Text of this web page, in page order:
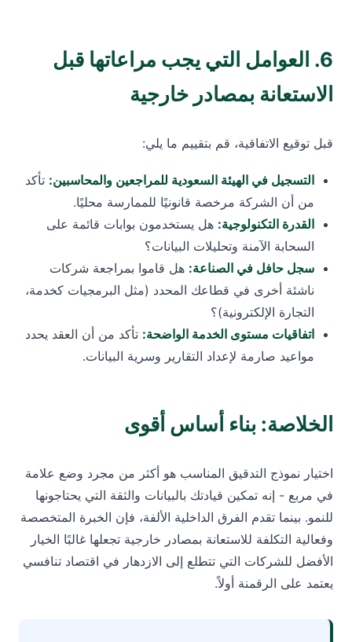
6. العوامل التي يجب مراعاتها قبل
الاستعانة بمصادر خارجية
قبل توقيع الاتفاقية، قم بتقييم ما يلي:
التسجيل في الهيئة السعودية للمراجعين والمحاسبين: تأكد
من أن الشركة مرخصة قانونيًا للممارسة محليًا.
القدرة التكنولوجية: هل يستخدمون بوابات قائمة على
السحابة الآمنة وتحليلات البيانات؟
سجل حافل في الصناعة: هل قاموا بمراجعة شركات
ناشئة أخرى في قطاعك المحدد (مثل البرمجيات كخدمة،
التجارة الإلكترونية)؟
اتفاقيات مستوى الخدمة الواضحة: تأكد من أن العقد يحدد
مواعيد صارمة لإعداد التقارير وسرية البيانات.
الخلاصة: بناء أساس أقوى
اختيار نموذج التدقيق المناسب هو أكثر من مجرد وضع علامة
في مربع - إنه تمكين قيادتك بالبيانات والثقة التي يحتاجونها
للنمو. بينما تقدم الفرق الداخلية الألفة، فإن الخبرة المتخصصة
وفعالية التكلفة للاستعانة بمصادر خارجية تجعلها غالبًا الخيار
الأفضل للشركات التي تتطلع إلى الازدهار في اقتصاد تنافسي
يعتمد على الرقمنة أولاً.